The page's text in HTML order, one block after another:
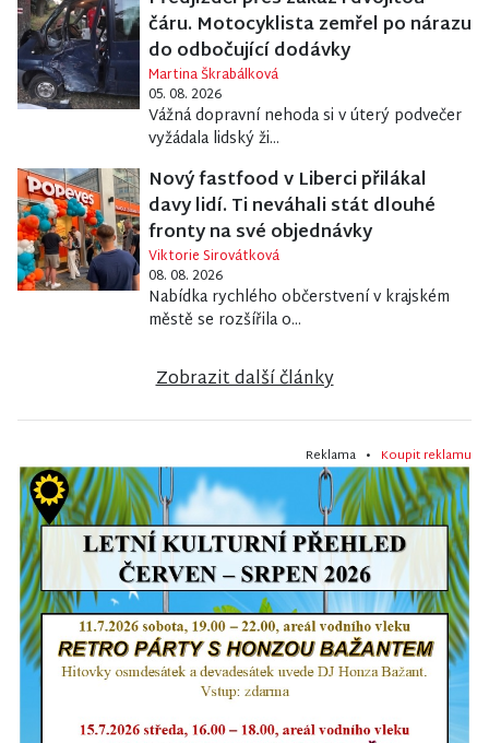
čáru. Motocyklista zemřel po nárazu
do odbočující dodávky
Martina Škrabálková
05. 08. 2026
Vážná dopravní nehoda si v úterý podvečer
vyžádala lidský ži...
Nový fastfood v Liberci přilákal
davy lidí. Ti neváhali stát dlouhé
fronty na své objednávky
Viktorie Sirovátková
08. 08. 2026
Nabídka rychlého občerstvení v krajském
městě se rozšířila o...
Zobrazit další články
Reklama • Koupit reklamu